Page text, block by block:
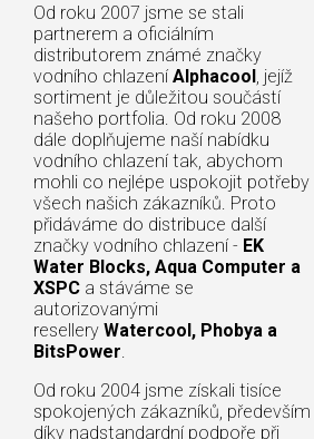
Od roku 2007 jsme se stali
partnerem a oficiálním
distributorem známé značky
vodního chlazení Alphacool, jejíž
sortiment je důležitou součástí
našeho portfolia. Od roku 2008
dále doplňujeme naší nabídku
vodního chlazení tak, abychom
mohli co nejlépe uspokojit potřeby
všech našich zákazníků. Proto
přidáváme do distribuce další
značky vodního chlazení - EK
Water Blocks, Aqua Computer a
XSPC a stáváme se
autorizovanými
resellery Watercool, Phobya a
BitsPower.
Od roku 2004 jsme získali tisíce
spokojených zákazníků, především
díky nadstandardní podpoře při